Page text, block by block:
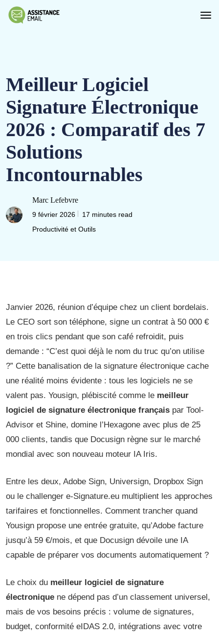
Meilleur Logiciel
Signature Électronique
2026 : Comparatif des 7
Solutions
Incontournables
Marc Lefebvre
9 février 2026
17 minutes read
Productivité et Outils
Janvier 2026, réunion d’équipe chez un client bordelais.
Le CEO sort son téléphone, signe un contrat à 50 000 €
en trois clics pendant que son café refroidit, puis
demande : “C’est quoi déjà le nom du truc qu’on utilise
?” Cette banalisation de la signature électronique cache
une réalité moins évidente : tous les logiciels ne se
valent pas. Yousign, plébiscité comme le meilleur
logiciel de signature électronique français par Tool-
Advisor et Shine, domine l’Hexagone avec plus de 25
000 clients, tandis que Docusign règne sur le marché
mondial avec son nouveau moteur IA Iris.
Entre les deux, Adobe Sign, Universign, Dropbox Sign
ou le challenger e-Signature.eu multiplient les approches
tarifaires et fonctionnelles. Comment trancher quand
Yousign propose une entrée gratuite, qu’Adobe facture
jusqu’à 59 €/mois, et que Docusign dévoile une IA
capable de préparer vos documents automatiquement ?
Le choix du meilleur logiciel de signature
électronique ne dépend pas d’un classement universel,
mais de vos besoins précis : volume de signatures,
budget, conformité eIDAS 2.0, intégrations avec votre